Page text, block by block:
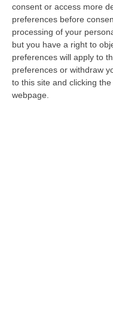
consent or access more
preferences before
processing of your
but you have a right to
preferences will apply to
preferences or withdraw
to this site and clicking
webpage.
Sorpreso con
Arrestato un